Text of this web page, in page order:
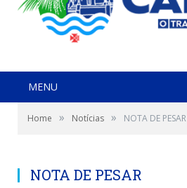
MENU
Home » Notícias » NOTA DE PESAR
NOTA DE PESAR